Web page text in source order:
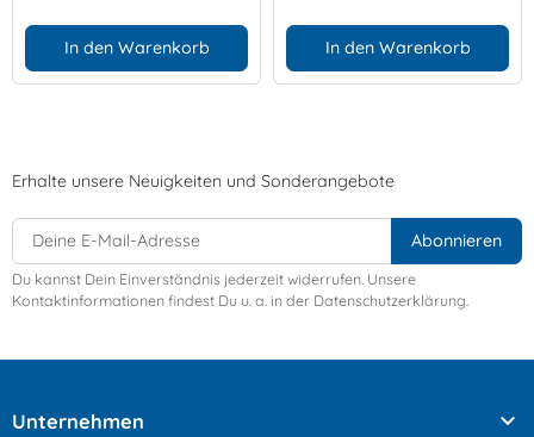
In den Warenkorb In den Warenkorb
Erhalte unsere Neuigkeiten und Sonderangebote
Du kannst Dein Einverständnis jederzeit widerrufen. Unsere
Kontaktinformationen findest Du u. a. in der Datenschutzerklärung.
Unternehmen 